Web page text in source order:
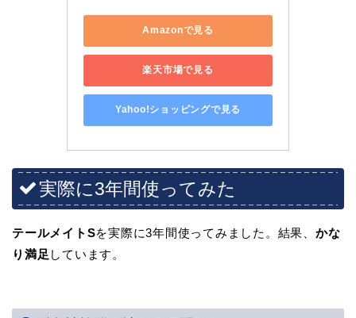
Amazonで見る
楽天市場で見る
Yahoo!ショッピングで見る
実際に3年間使ってみた
テールメイトSを実際に3年間使ってみました。結果、かな
り満足 しています。